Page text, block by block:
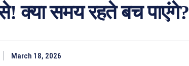
क्या समय रहते बच पाएंगे?
March 18, 2026